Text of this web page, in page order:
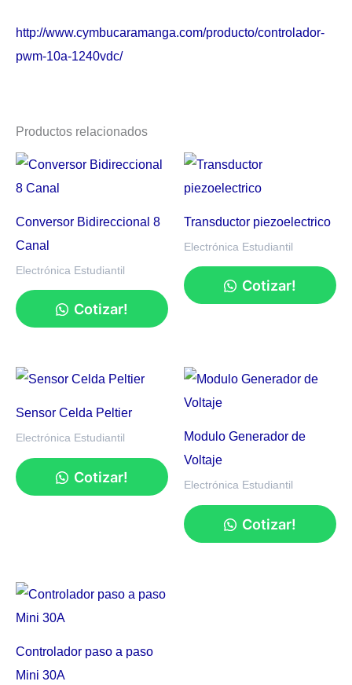
http://www.cymbucaramanga.com/producto/controlador-
pwm-10a-1240vdc/
Productos relacionados
Conversor Bidireccional 8
Canal
Electrónica Estudiantil
Cotizar!
Transductor piezoelectrico
Electrónica Estudiantil
Cotizar!
Sensor Celda Peltier
Electrónica Estudiantil
Cotizar!
Modulo Generador de
Voltaje
Electrónica Estudiantil
Cotizar!
Controlador paso a paso
Mini 30A